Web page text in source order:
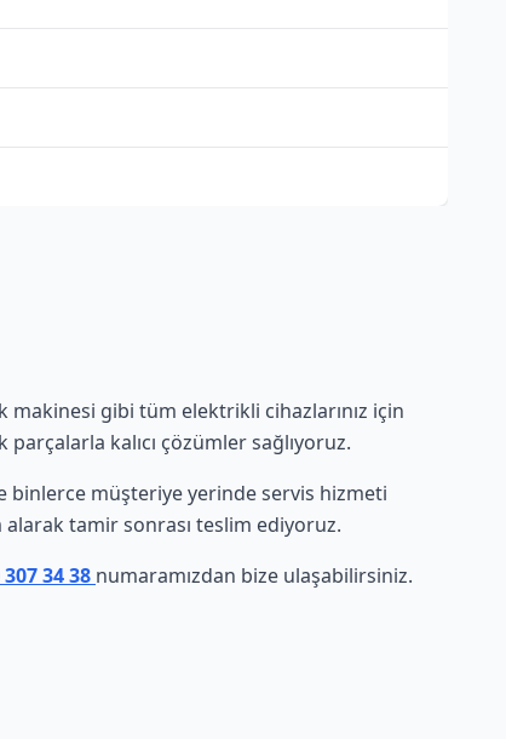
makinesi gibi tüm elektrikli cihazlarınız için
kalıcı çözümler sağlıyoruz.
binlerce müşteriye yerinde servis hizmeti
alarak tamir sonrası teslim ediyoruz.
34 38 numaramızdan bize ulaşabilirsiniz.